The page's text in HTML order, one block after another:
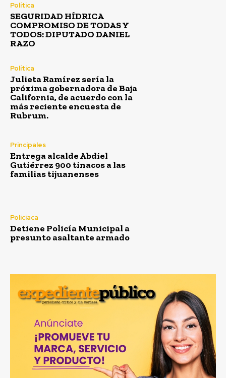
Política
SEGURIDAD HÍDRICA
COMPROMISO DE TODAS Y
TODOS: DIPUTADO DANIEL
RAZO
Política
Julieta Ramírez sería la
próxima gobernadora de Baja
California, de acuerdo con la
más reciente encuesta de
Rubrum.
Principales
Entrega alcalde Abdiel
Gutiérrez 900 tinacos a las
familias tijuanenses
Policiaca
Detiene Policía Municipal a
presunto asaltante armado